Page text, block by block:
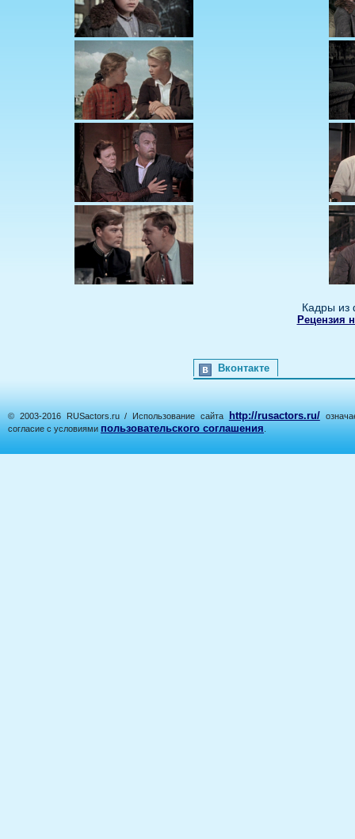
Кадры из
Рецензия
Вконтакте
© 2003-2016 RUSactors.ru / Использование сайта http://rusactors.ru/
согласие с условиями пользовательского соглашения